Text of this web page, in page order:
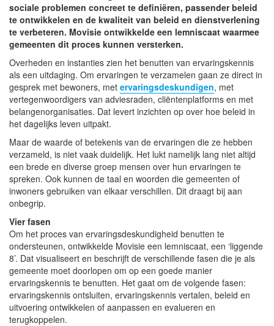
sociale problemen concreet te definiëren, passender beleid
te ontwikkelen en de kwaliteit van beleid en dienstverlening
te verbeteren. Movisie ontwikkelde een lemniscaat waarmee
gemeenten dit proces kunnen versterken.
Overheden en instanties zien het benutten van ervaringskennis
als een uitdaging. Om ervaringen te verzamelen gaan ze direct in
gesprek met bewoners, met ervaringsdeskundigen, met
vertegenwoordigers van adviesraden, cliëntenplatforms en met
belangenorganisaties. Dat levert inzichten op over hoe beleid in
het dagelijks leven uitpakt.
Maar de waarde of betekenis van de ervaringen die ze hebben
verzameld, is niet vaak duidelijk. Het lukt namelijk lang niet altijd
een brede en diverse groep mensen over hun ervaringen te
spreken. Ook kunnen de taal en woorden die gemeenten of
inwoners gebruiken van elkaar verschillen. Dit draagt bij aan
onbegrip.
Vier fasen
Om het proces van ervaringsdeskundigheid benutten te
ondersteunen, ontwikkelde Movisie een lemniscaat, een ‘liggende
8’. Dat visualiseert en beschrijft de verschillende fasen die je als
gemeente moet doorlopen om op een goede manier
ervaringskennis te benutten. Het gaat om de volgende fasen:
ervaringskennis ontsluiten, ervaringskennis vertalen, beleid en
uitvoering ontwikkelen of aanpassen en evalueren en
terugkoppelen.